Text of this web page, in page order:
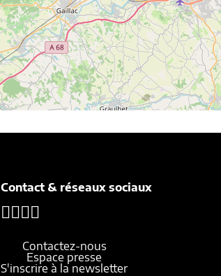
Contact & réseaux sociaux
Contactez-nous
Espace presse
S'inscrire à la newsletter